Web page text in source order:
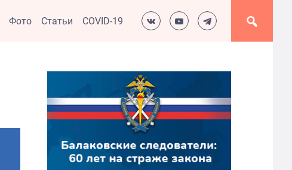
Фото Статьи COVID-19